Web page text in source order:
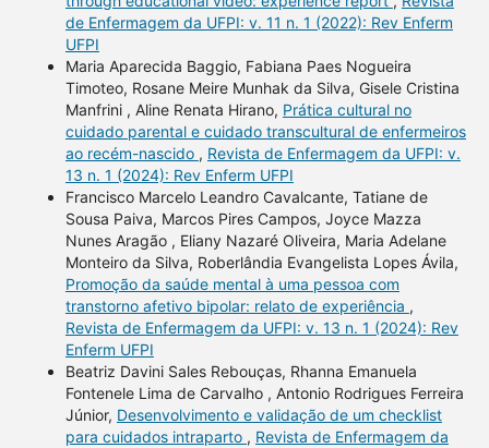
de Enfermagem da UFPI: v. 11 n. 1 (2022): Rev Enferm
UFPI
Maria Aparecida Baggio, Fabiana Paes Nogueira
Timoteo, Rosane Meire Munhak da Silva, Gisele Cristina
Manfrini , Aline Renata Hirano, Prática cultural no
cuidado parental e cuidado transcultural de enfermeiros
ao recém-nascido , Revista de Enfermagem da UFPI: v.
13 n. 1 (2024): Rev Enferm UFPI
Francisco Marcelo Leandro Cavalcante, Tatiane de
Sousa Paiva, Marcos Pires Campos, Joyce Mazza
Nunes Aragão , Eliany Nazaré Oliveira, Maria Adelane
Monteiro da Silva, Roberlândia Evangelista Lopes Ávila,
Promoção da saúde mental à uma pessoa com
transtorno afetivo bipolar: relato de experiência ,
Revista de Enfermagem da UFPI: v. 13 n. 1 (2024): Rev
Enferm UFPI
Beatriz Davini Sales Rebouças, Rhanna Emanuela
Fontenele Lima de Carvalho , Antonio Rodrigues Ferreira
Júnior, Desenvolvimento e validação de um checklist
para cuidados intraparto , Revista de Enfermagem da